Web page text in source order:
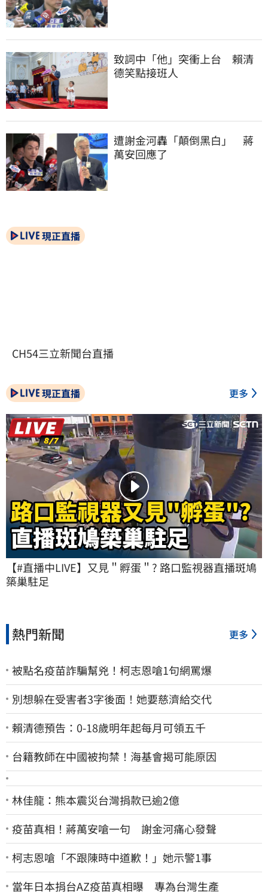
致詞中「他」突衝上台　賴清
德笑點接班人
遭謝金河轟「顛倒黑白」　蔣
萬安回應了
現正直播
CH54三立新聞台直播
現正直播 更多
【#直播中LIVE】又見＂孵蛋＂? 路口監視器直播斑鳩
築巢駐足
熱門新聞 更多
被點名疫苗詐騙幫兇！柯志恩嗆1句網罵爆
別想躲在受害者3字後面！她要慈濟給交代
賴清德預告：0-18歲明年起每月可領五千
台籍教師在中國被拘禁！海基會揭可能原因
林佳龍：熊本震災台灣捐款已逾2億
疫苗真相！蔣萬安嗆一句 謝金河痛心發聲
柯志恩嗆「不跟陳時中道歉！」她示警1事
當年日本捐台AZ疫苗真相曝 專為台灣生產